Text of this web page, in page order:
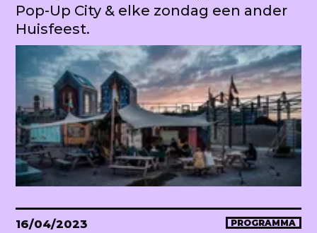
Pop-Up City & elke zondag een ander
Huisfeest.
16/04/2023 PROGRAMMA